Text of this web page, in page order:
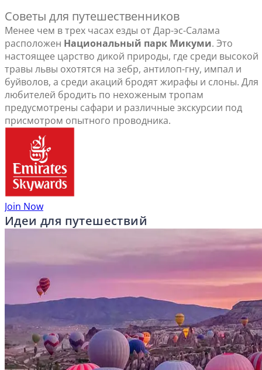
Советы для путешественников
Менее чем в трех часах езды от Дар-эс-Салама
расположен Национальный парк Микуми. Это
настоящее царство дикой природы, где среди высокой
травы львы охотятся на зебр, антилоп-гну, импал и
буйволов, а среди акаций бродят жирафы и слоны. Для
любителей бродить по нехоженым тропам
предусмотрены сафари и различные экскурсии под
присмотром опытного проводника.
Join Now
Идеи для путешествий